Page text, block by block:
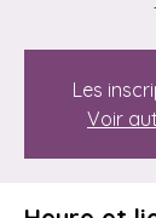
Les
Voir